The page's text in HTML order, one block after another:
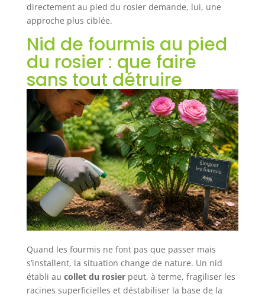
directement au pied du rosier demande, lui, une
approche plus ciblée.
Nid de fourmis au pied
du rosier : que faire
sans tout détruire
Quand les fourmis ne font pas que passer mais
s’installent, la situation change de nature. Un nid
établi au collet du rosierpeut, à terme, fragiliser les
racines superficielles et déstabiliser la base de la